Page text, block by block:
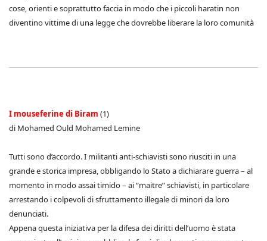
cose, orienti e soprattutto faccia in modo che i piccoli haratin non
diventino vittime di una legge che dovrebbe liberare la loro comunità
I mouseferine di Biram (1)
di Mohamed Ould Mohamed Lemine
Tutti sono d’accordo. I militanti anti-schiavisti sono riusciti in una
grande e storica impresa, obbligando lo Stato a dichiarare guerra – al
momento in modo assai timido – ai “maitre” schiavisti, in particolare
arrestando i colpevoli di sfruttamento illegale di minori da loro
denunciati.
Appena questa iniziativa per la difesa dei diritti dell’uomo è stata